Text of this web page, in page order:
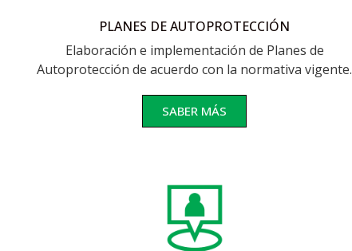
PLANES DE AUTOPROTECCIÓN
Elaboración e implementación de Planes de
Autoprotección de acuerdo con la normativa vigente.
SABER MÁS